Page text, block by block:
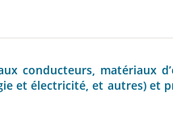
conducteurs, matériaux
et électricité, et autres) et